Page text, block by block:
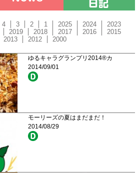
4 3 2 1 2025 2024
2023
2019 2018 2017 2016
2015
2013 2012 2000
ゆるキャラグランプリ2014®カ
2014/09/01
モーリーズの夏はまだまだ！
2014/08/29